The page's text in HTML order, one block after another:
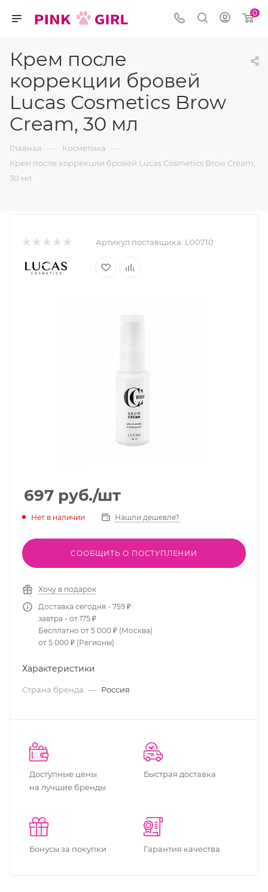
0
Крем после
коррекции бровей
Lucas Cosmetics Brow
Cream, 30 мл
Главная — Косметика —
Крем после коррекции бровей Lucas Cosmetics Brow Cream,
30 мл
Артикул поставщика: L00710
697 руб./шт
Нет в наличии Нашли дешевле?
СООБЩИТЬ О ПОСТУПЛЕНИИ
Хочу в подарок
Доставка сегодня - 759 ₽
завтра - от 175 ₽
Бесплатно от 5 000 ₽ (Москва)
от 5 000 ₽ (Регионы)
Характеристики
Страна бренда — Россия
Доступные цены
на лучшие бренды
Быстрая доставка
Бонусы за покупки Гарантия качества